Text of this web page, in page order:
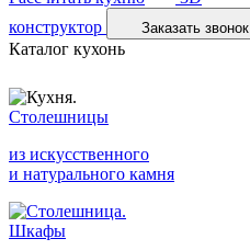
конструктор
Заказать звонок
Каталог кухонь
Столешницы
из искусственного
и натурального камня
Шкафы